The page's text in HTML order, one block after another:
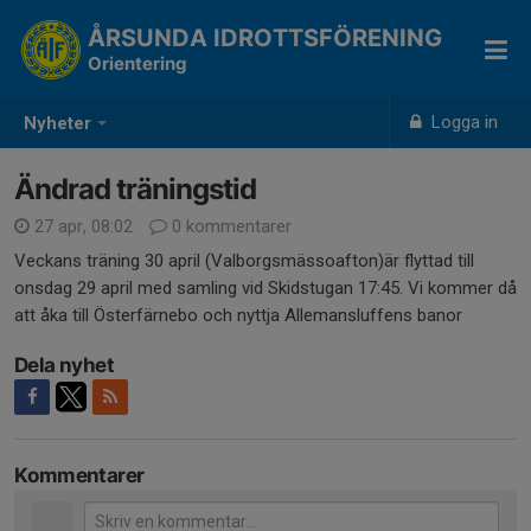
Nyheter Logga in
ÅRSUNDA IDROTTSFÖRENING
Orientering
Ändrad träningstid
27 apr, 08:02
0 kommentarer
Veckans träning 30 april (Valborgsmässoafton)är flyttad till
onsdag 29 april med samling vid Skidstugan 17:45. Vi kommer då
att åka till Österfärnebo och nyttja Allemansluffens banor
Dela nyhet
Kommentarer